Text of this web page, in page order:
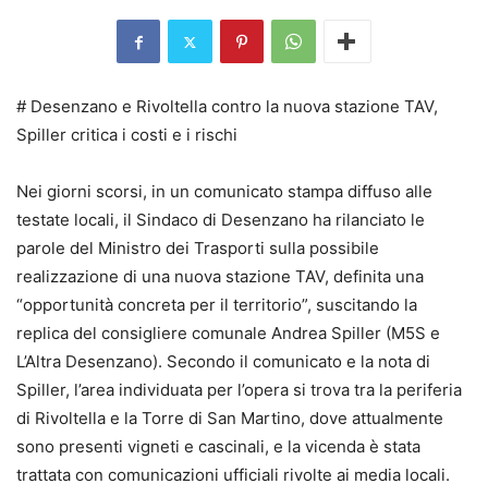
# Desenzano e Rivoltella contro la nuova stazione TAV,
Spiller critica i costi e i rischi
Nei giorni scorsi, in un comunicato stampa diffuso alle
testate locali, il Sindaco di Desenzano ha rilanciato le
parole del Ministro dei Trasporti sulla possibile
realizzazione di una nuova stazione TAV, definita una
“opportunità concreta per il territorio”, suscitando la
replica del consigliere comunale Andrea Spiller (M5S e
L’Altra Desenzano). Secondo il comunicato e la nota di
Spiller, l’area individuata per l’opera si trova tra la periferia
di Rivoltella e la Torre di San Martino, dove attualmente
sono presenti vigneti e cascinali, e la vicenda è stata
trattata con comunicazioni ufficiali rivolte ai media locali.